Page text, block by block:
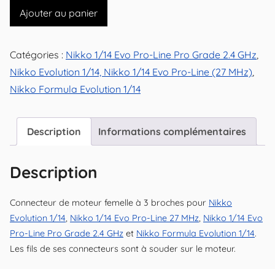
quantité
de
de
moteur
femelle
broches
moteur)
Ajouter au panier
Catégories : Nikko 1/14 Evo Pro-Line Pro Grade 2.4 GHz
Nikko Evolution 1/14, Nikko 1/14 Evo Pro-Line (27 MHz)
Nikko Formula Evolution 1/14
Description Informations complémentaires
Description
Connecteur de moteur femelle à 3 broches pour Nikko
Evolution 1/14, Nikko 1/14 Evo Pro-Line 27 MHz, Nikko 1/14 Evo
Pro-Line Pro Grade 2.4 GHz et Nikko Formula Evolution 1/14.
Les fils de ses connecteurs sont à souder sur le moteur.